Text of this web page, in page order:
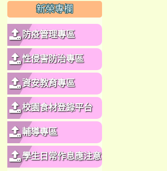
新榮專欄
防疫管理專區
性侵害防治專區
資安教育專區
校園食材登錄平台
輔導專區
學生日常作息應注意事